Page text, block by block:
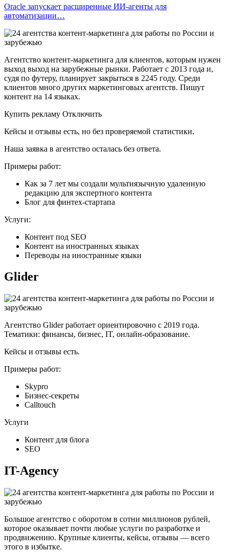
Oracle запускает расширенные ИИ‑агенты для
автоматизации…
Агентство контент-маркетинга для клиентов, которым нужен
выход выход на зарубежные рынки. Работает с 2013 года и,
судя по футеру, планирует закрыться в 2245 году. Среди
клиентов много других маркетинговых агентств. Пишут
контент на 14 языках.
Купить рекламу Отключить
Кейсы и отзывы есть, но без проверяемой статистики.
Наша заявка в агентство осталась без ответа.
Примеры работ:
Как за 7 лет мы создали мультиязычную удаленную
редакцию для экспертного контента
Блог для финтех-стартапа
Услуги:
Контент под SEO
Контент на иностранных языках
Переводы на иностранные языки
Glider
Агентство Glider работает ориентировочно с 2019 года.
Тематики: финансы, бизнес, IT, онлайн-образование.
Кейсы и отзывы есть.
Примеры работ:
Skypro
Бизнес-секреты
Calltouch
Услуги
Контент для блога
SEO
IT-Agency
Большое агентство с оборотом в сотни миллионов рублей,
которое оказывает почти любые услуги по разработке и
продвижению. Крупные клиенты, кейсы, отзывы — всего
этого в избытке.